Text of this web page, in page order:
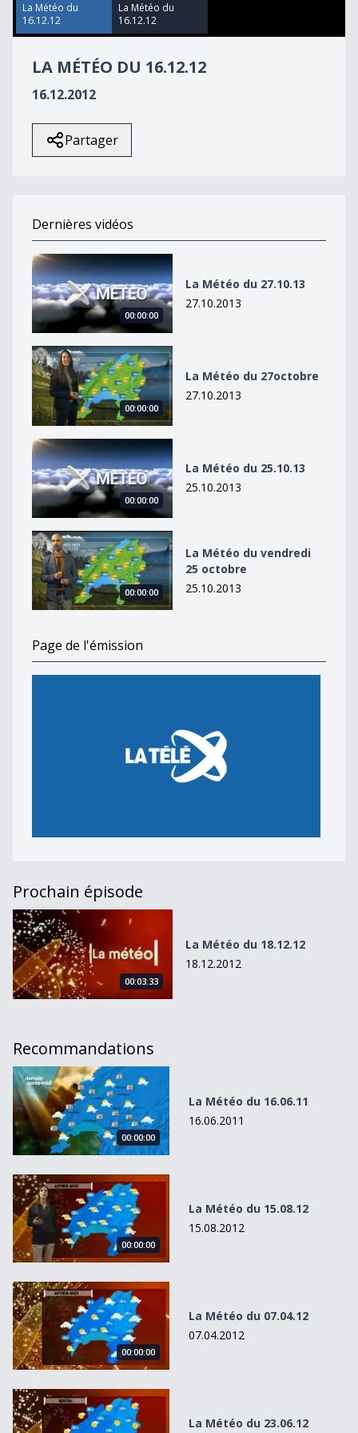
18
seconds
La Météo du
16.12.12
La Météo du
16.12.12
LA MÉTÉO DU 16.12.12
16.12.2012
Partager
Dernières vidéos
La Météo du 27.10.13
00:00:00
La Météo du 27.10.13
27.10.2013
La Météo du 27octobre
00:00:00
La Météo du 27octobre
27.10.2013
La Météo du 25.10.13
00:00:00
La Météo du 25.10.13
25.10.2013
La Météo du vendredi 25 octobre
00:00:00
La Météo du vendredi
25 octobre
25.10.2013
Page de l'émission
Prochain épisode
La Météo du 18.12.12
00:03:33
La Météo du 18.12.12
18.12.2012
Recommandations
La Météo du 16.06.11
00:00:00
La Météo du 16.06.11
16.06.2011
La Météo du 15.08.12
00:00:00
La Météo du 15.08.12
15.08.2012
La Météo du 07.04.12
00:00:00
La Météo du 07.04.12
07.04.2012
La Météo du 23.06.12
La Météo du 23.06.12